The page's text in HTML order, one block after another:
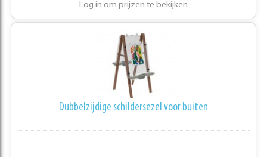
Log in om prijzen te bekijken
Dubbelzijdige schildersezel voor buiten